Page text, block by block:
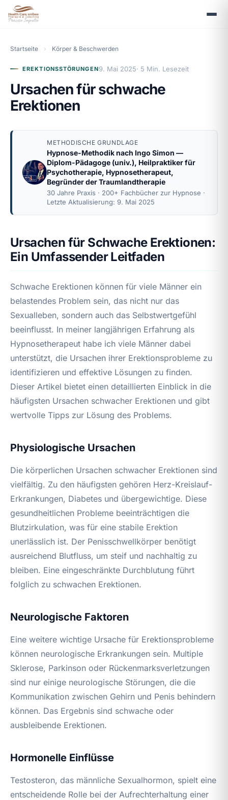
Startseite › Körper & Beschwerden
EREKTIONSSTÖRUNGEN9. Mai 2025· 5 Min. Lesezeit
Ursachen für schwache
Erektionen
METHODISCHE GRUNDLAGE
Hypnose-Methodik nach Ingo Simon —
Diplom-Pädagoge (univ.), Heilpraktiker für
Psychotherapie, Hypnosetherapeut,
Begründer der Traumlandtherapie
30 Jahre Praxis · 200+ Fachbücher zur Hypnose ·
Letzte Aktualisierung: 9. Mai 2025
Ursachen für Schwache Erektionen:
Ein Umfassender Leitfaden
Schwache Erektionen können für viele Männer ein
belastendes Problem sein, das nicht nur das
Sexualleben, sondern auch das Selbstwertgefühl
beeinflusst. In meiner langjährigen Erfahrung als
Hypnosetherapeut habe ich viele Männer dabei
unterstützt, die Ursachen ihrer Erektionsprobleme zu
identifizieren und effektive Lösungen zu finden.
Dieser Artikel bietet einen detaillierten Einblick in die
häufigsten Ursachen schwacher Erektionen und gibt
wertvolle Tipps zur Lösung des Problems.
Physiologische Ursachen
Die körperlichen Ursachen schwacher Erektionen sind
vielfältig. Zu den häufigsten gehören Herz-Kreislauf-
Erkrankungen, Diabetes und übergewichtige. Diese
gesundheitlichen Probleme beeinträchtigen die
Blutzirkulation, was für eine stabile Erektion
unerlässlich ist. Der Penisschwellkörper benötigt
ausreichend Blutfluss, um steif und nachhaltig zu
bleiben. Eine eingeschränkte Durchblutung führt
folglich zu schwachen Erektionen.
Neurologische Faktoren
Eine weitere wichtige Ursache für Erektionsprobleme
können neurologische Erkrankungen sein. Multiple
Sklerose, Parkinson oder Rückenmarksverletzungen
sind nur einige neurologische Störungen, die die
Kommunikation zwischen Gehirn und Penis behindern
können. Das Ergebnis sind schwache oder
ausbleibende Erektionen.
Hormonelle Einflüsse
Testosteron, das männliche Sexualhormon, spielt eine
entscheidende Rolle bei der Aufrechterhaltung einer